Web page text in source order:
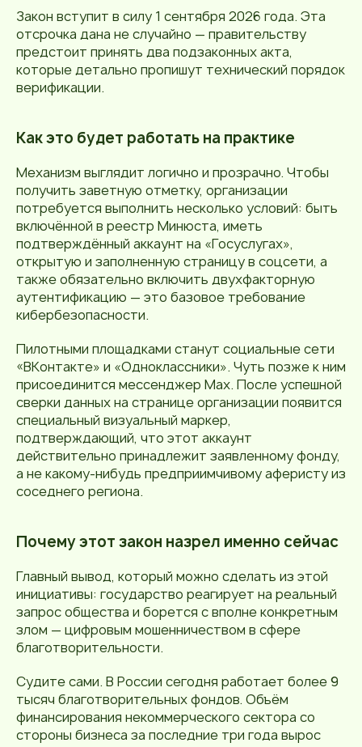
Закон вступит в силу 1 сентября 2026 года. Эта
отсрочка дана не случайно — правительству
предстоит принять два подзаконных акта,
которые детально пропишут технический порядок
верификации.
Как это будет работать на практике
Механизм выглядит логично и прозрачно. Чтобы
получить заветную отметку, организации
потребуется выполнить несколько условий: быть
включённой в реестр Минюста, иметь
подтверждённый аккаунт на «Госуслугах»,
открытую и заполненную страницу в соцсети, а
также обязательно включить двухфакторную
аутентификацию — это базовое требование
кибербезопасности.
Пилотными площадками станут социальные сети
«ВКонтакте» и «Одноклассники». Чуть позже к ним
присоединится мессенджер Max. После успешной
сверки данных на странице организации появится
специальный визуальный маркер,
подтверждающий, что этот аккаунт
действительно принадлежит заявленному фонду,
а не какому-нибудь предприимчивому аферисту из
соседнего региона.
Почему этот закон назрел именно сейчас
Главный вывод, который можно сделать из этой
инициативы: государство реагирует на реальный
запрос общества и борется с вполне конкретным
злом — цифровым мошенничеством в сфере
благотворительности.
Судите сами. В России сегодня работает более 9
тысяч благотворительных фондов. Объём
финансирования некоммерческого сектора со
стороны бизнеса за последние три года вырос